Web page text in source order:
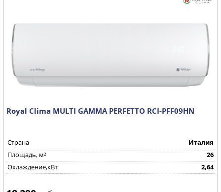
Royal Clima MULTI GAMMA PERFETTO RCI-PFF09HN
Страна
Италия
Площадь, м²
26
Охлаждение,кВт
2,64